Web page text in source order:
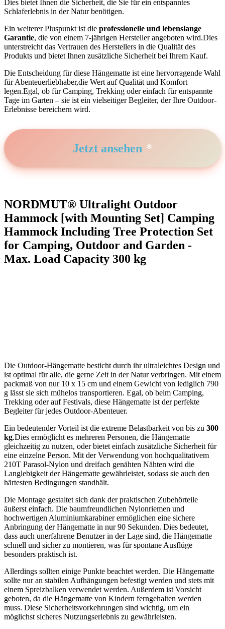
Dies bietet Ihnen die Sicherheit, die ‌Sie für ​ein entspanntes
Schlaferlebnis⁣ in der Natur benötigen.
Ein weiterer Pluspunkt ist die professionelle und lebenslange
Garantie, die von einem 7-jährigen Hersteller angeboten wird.Dies
unterstreicht das Vertrauen des Herstellers in die Qualität des
⁣Produkts und bietet Ihnen zusätzliche Sicherheit bei ⁤Ihrem Kauf.
Die Entscheidung für diese Hängematte ist eine hervorragende ‌Wahl
für Abenteuerliebhaber,die Wert auf Qualität ‌und Komfort
legen.Egal, ob für Camping, Trekking oder einfach für entspannte
Tage im Garten – sie ist ein vielseitiger Begleiter, der Ihre Outdoor-
Erlebnisse bereichern wird.
Jetzt ansehen
NORDMUT® Ultralight Outdoor
Hammock [with Mounting Set] Camping
Hammock Including Tree Protection Set
for Camping, Outdoor and Garden -‌
Max.⁢ Load Capacity 300 kg
Die Outdoor-Hängematte besticht durch ihr ultraleichtes Design und
ist optimal für alle, die gerne ⁤Zeit in der Natur verbringen. Mit einem
packmaß von nur 10 x 15 cm und einem Gewicht von lediglich 790⁢
g lässt sie ⁢sich⁢ mühelos transportieren. Egal, ob beim Camping,
Trekking oder auf Festivals, diese Hängematte ist der perfekte
Begleiter für ⁤jedes Outdoor-Abenteuer.
Ein bedeutender Vorteil ist die extreme Belastbarkeit von bis zu 300
kg.Dies ermöglicht es mehreren Personen, die Hängematte
gleichzeitig zu nutzen, oder bietet einfach zusätzliche‍ Sicherheit für
eine einzelne Person. Mit der Verwendung von hochqualitativem
210T Parasol-Nylon und⁣ dreifach ⁢genähten Nähten wird die
Langlebigkeit der‌ Hängematte gewährleistet, sodass sie auch den
härtesten Bedingungen standhält.
Die Montage gestaltet sich dank der praktischen Zubehörteile
äußerst einfach. Die baumfreundlichen Nylonriemen und
hochwertigen Aluminiumkarabiner ermöglichen eine sichere
Anbringung der Hängematte in nur 90 Sekunden. Dies bedeutet,
dass auch unerfahrene Benutzer in der Lage ‍sind, die Hängematte
schnell und sicher zu montieren, was für ⁢spontane ‌Ausflüge
besonders praktisch ist.
Allerdings sollten einige Punkte beachtet werden. Die Hängematte
sollte nur an stabilen Aufhängungen befestigt werden ‍und stets mit
einem Spreizbalken verwendet werden. Außerdem ist Vorsicht
geboten, da die Hängematte‍ von Kindern ferngehalten‍ werden
muss. Diese Sicherheitsvorkehrungen sind wichtig, um ein
möglichst sicheres Nutzungserlebnis zu gewährleisten.